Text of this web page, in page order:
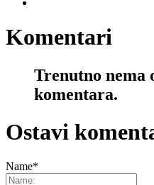
Komentari
Trenutno nema
komentara.
Ostavi
Name*